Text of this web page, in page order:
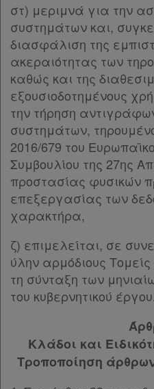
στ) μεριμνά για την
συστημάτων και,
διασφάλιση της
ακεραιότητας των
καθώς και της
εξουσιοδοτημένους
την τήρηση
συστημάτων,
2016/679 του
Συμβουλίου της 27ης
προστασίας φυσικών
επεξεργασίας των
χαρακτήρα,
ζ) επιμελείται, σε
ύλην αρμόδιους
τη σύνταξη των
του κυβερνητικού
Κλάδοι και
Τροποποίηση άρθρων